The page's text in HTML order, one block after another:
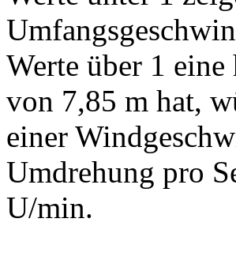
Werte über 1
von 7,85 m hat,
einer
Umdrehung pro
U/min.